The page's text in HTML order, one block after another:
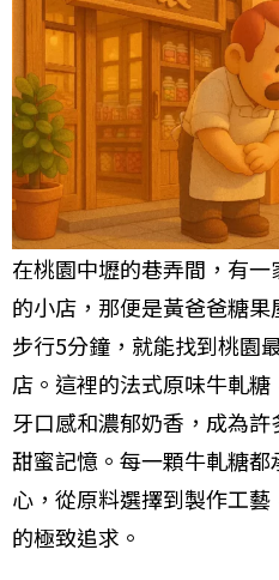
在桃園中壢的巷弄間，有一
的小店，那便是黃爸爸糖
步行5分鐘，就能找到桃園
店。這裡的法式原味牛軋
牙口感和濃郁奶香，成為
甜蜜記憶。每一顆牛軋糖都
心，從原料選擇到製作工
的極致追求。